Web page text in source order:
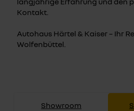
Kontakt.
Autohaus Härtel & Kaiser – Ihr
Wolfenbüttel.
Showroom